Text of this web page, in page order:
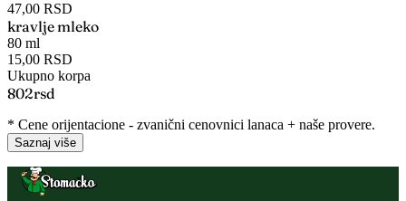
47,00 RSD
kravlje mleko
80 ml
15,00 RSD
Ukupno korpa
802rsd
* Cene orijentacione - zvanični cenovnici lanaca + naše provere.
Saznaj više